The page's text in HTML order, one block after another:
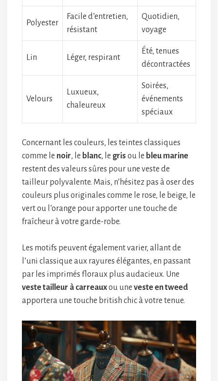
Polyester
Facile d’entretien,
résistant
Quotidien,
voyage
Lin Léger, respirant
Été, tenues
décontractées
Velours
Luxueux,
chaleureux
Soirées,
événements
spéciaux
Concernant les couleurs, les teintes classiques
comme le noir, le blanc, le gris ou le bleu marine
restent des valeurs sûres pour une veste de
tailleur polyvalente. Mais, n’hésitez pas à oser des
couleurs plus originales comme le rose, le beige, le
vert ou l’orange pour apporter une touche de
fraîcheur à votre garde-robe.
Les motifs peuvent également varier, allant de
l’uni classique aux rayures élégantes, en passant
par les imprimés floraux plus audacieux. Une
veste tailleur à carreauxou une veste en tweed
apportera une touche british chic à votre tenue.